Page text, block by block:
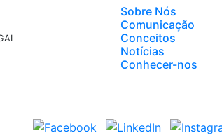
Sobre Nós
Comunicação
Conceitos
Notícias
Conhecer-nos